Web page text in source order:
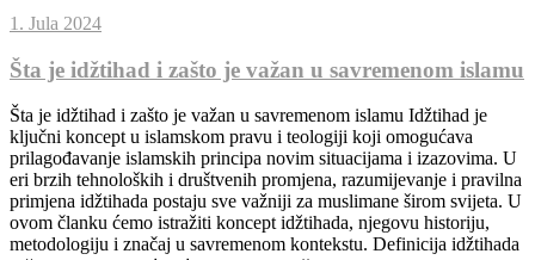
1. Jula 2024
Šta je idžtihad i zašto je važan u savremenom islamu
Šta je idžtihad i zašto je važan u savremenom islamu Idžtihad je
ključni koncept u islamskom pravu i teologiji koji omogućava
prilagođavanje islamskih principa novim situacijama i izazovima. U
eri brzih tehnoloških i društvenih promjena, razumijevanje i pravilna
primjena idžtihada postaju sve važniji za muslimane širom svijeta. U
ovom članku ćemo istražiti koncept idžtihada, njegovu historiju,
metodologiju i značaj u savremenom kontekstu. Definicija idžtihada